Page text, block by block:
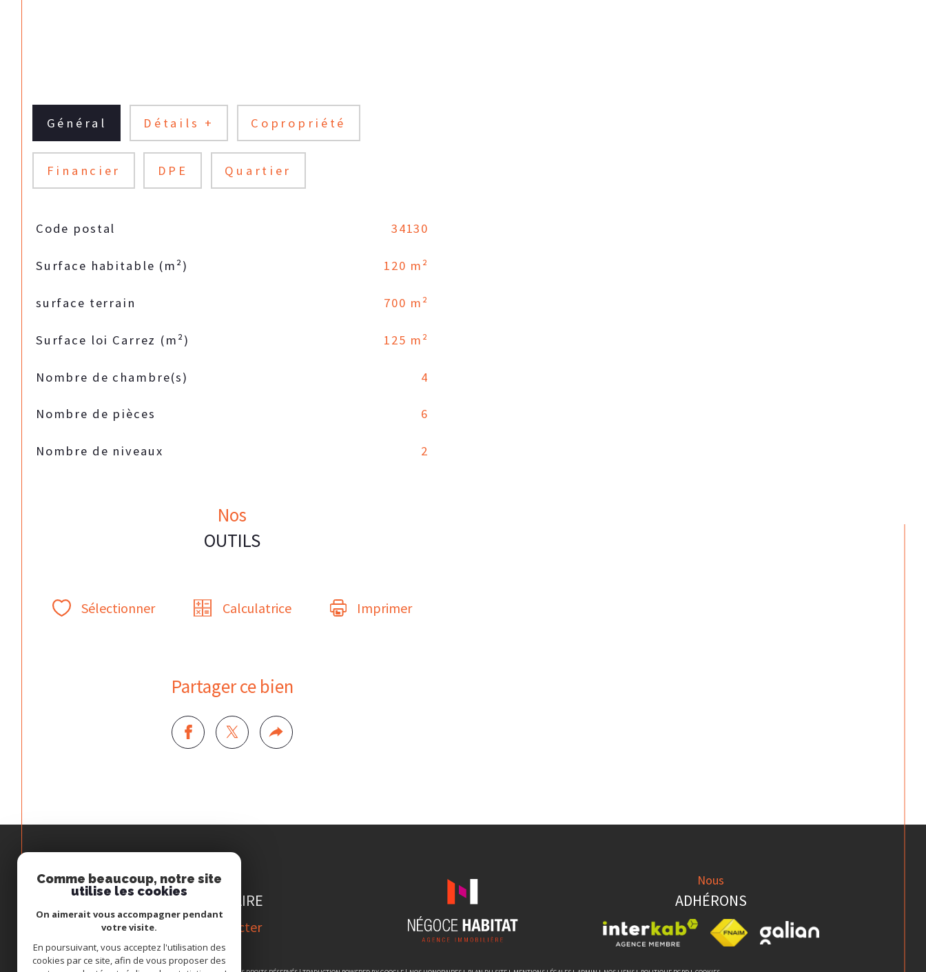
Général Détails + Copropriété
Financier DPE Quartier
TRAD_SIROCCO_Caracteristique
Code postal 34130
Surface habitable (m²) 120 m²
surface terrain 700 m²
Surface loi Carrez (m²) 125 m²
Nombre de chambre(s) 4
Nombre de pièces 6
Nombre de niveaux 2
Nos
OUTILS
Sélectionner Calculatrice Imprimer
Partager ce bien
Espace
PROPRIÉTAIRE
Se connecter
Nous
ADHÉRONS
Comme beaucoup, notre site
utilise les cookies
On aimerait vous accompagner pendant
votre visite.
En poursuivant, vous acceptez l'utilisation des
cookies par ce site, afin de vous proposer des